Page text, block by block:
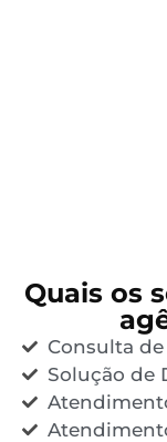
Quais os
Consulta
Solução de